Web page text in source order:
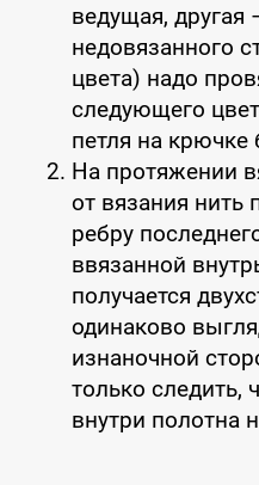
ведущая, другая
недовязанного
цвета) надо
следующего
петля на крючке
На протяжении
от вязания нить
ребру
ввязанной
получается
одинаково
изнаночной
только следить,
внутри полотна